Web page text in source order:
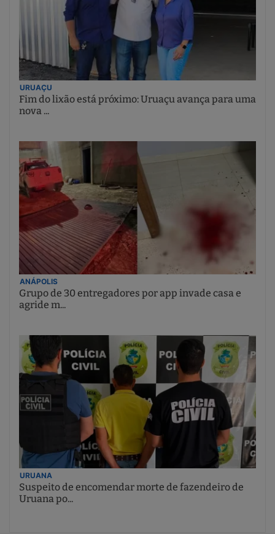
URUAÇU
Fim do lixão está próximo: Uruaçu avança para uma
nova ...
ANÁPOLIS
Grupo de 30 entregadores por app invade casa e
agride m...
URUANA
Suspeito de encomendar morte de fazendeiro de
Uruana po...